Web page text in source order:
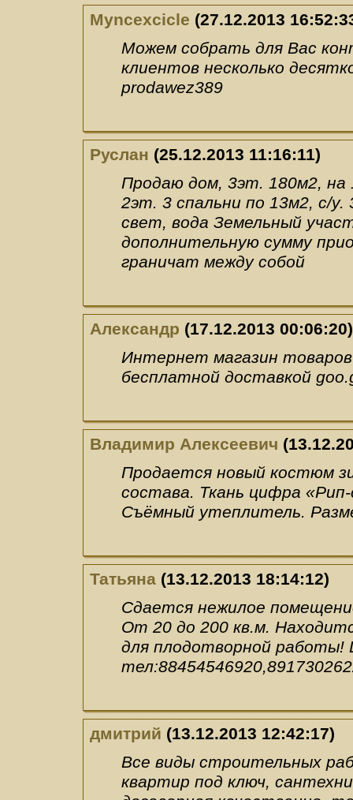
Myncexcicle (27.12.2013
Можем собрать для Вас
клиентов несколько
prodawez389
Руслан (25.12.2013 11:16:11)
Продаю дом, 3эт. 180м2, на
2эт. 3 спальни по 13м2, с/у.
свет, вода Земельный
дополнительную сумму
граничат между собой
Александр (17.12.2013 00:06:20)
Интернет магазин
бесплатной доставкой
Владимир Алексеевич
Продается новый костюм
состава. Ткань цифра
Съёмный утеплитель.
Татьяна (13.12.2013 18:14:12)
Сдается нежилое
От 20 до 200 кв.м.
для плодотворной работы!
дмитрий (13.12.2013 12:42:17)
Все виды строительных
квартир под ключ,